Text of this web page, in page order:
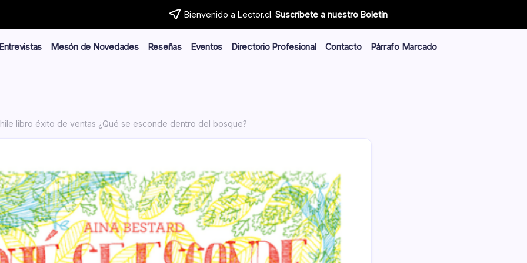
Bienvenido a Lector.cl. Suscríbete a nuestro Boletín
Entrevistas Mesón de Novedades Reseñas Eventos Directorio Profesional Contacto
Párrafo Marcado
libro éxito de ventas ¿Qué se esconde dentro del bosque?